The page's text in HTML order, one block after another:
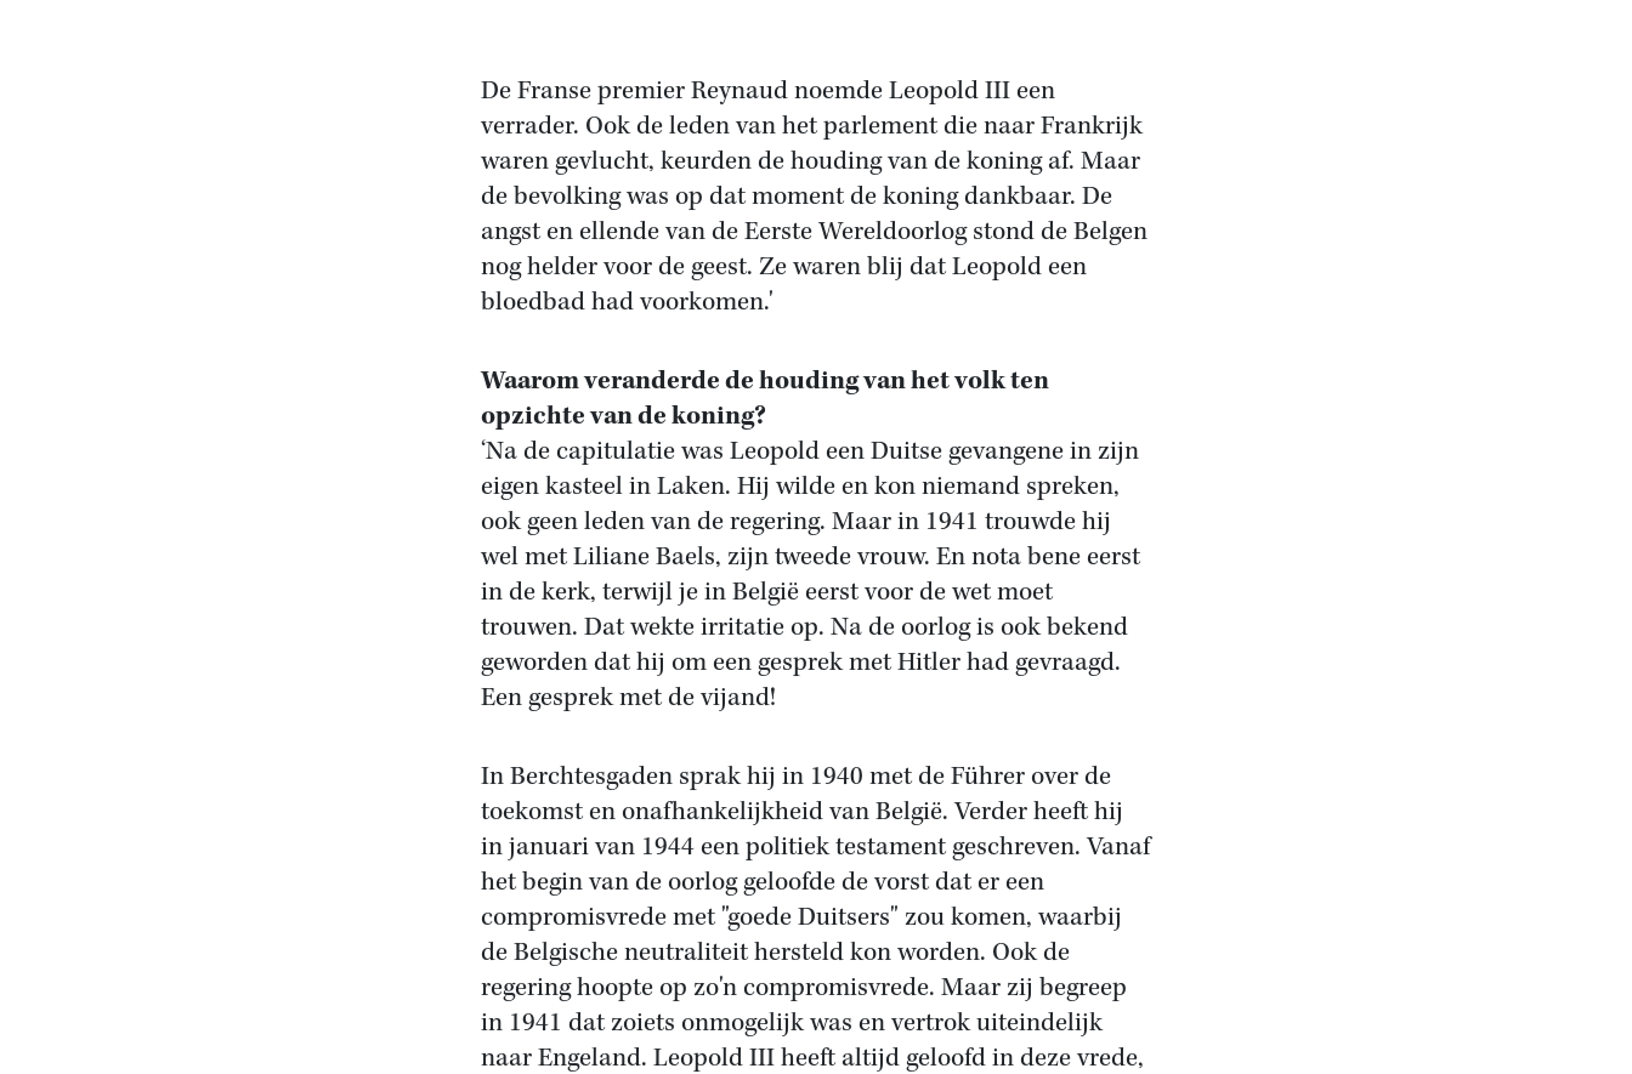
De Franse premier Reynaud noemde Leopold III een
verrader. Ook de leden van het parlement die naar Frankrijk
waren gevlucht, keurden de houding van de koning af. Maar
de bevolking was op dat moment de koning dankbaar. De
angst en ellende van de Eerste Wereldoorlog stond de Belgen
nog helder voor de geest. Ze waren blij dat Leopold een
bloedbad had voorkomen.'
Waarom veranderde de houding van het volk ten
opzichte van de koning?
‘Na de capitulatie was Leopold een Duitse gevangene in zijn
eigen kasteel in Laken. Hij wilde en kon niemand spreken,
ook geen leden van de regering. Maar in 1941 trouwde hij
wel met Liliane Baels, zijn tweede vrouw. En nota bene eerst
in de kerk, terwijl je in België eerst voor de wet moet
trouwen. Dat wekte irritatie op. Na de oorlog is ook bekend
geworden dat hij om een gesprek met Hitler had gevraagd.
Een gesprek met de vijand!
In Berchtesgaden sprak hij in 1940 met de Führer over de
toekomst en onafhankelijkheid van België. Verder heeft hij
in januari van 1944 een politiek testament geschreven. Vanaf
het begin van de oorlog geloofde de vorst dat er een
compromisvrede met "goede Duitsers" zou komen, waarbij
de Belgische neutraliteit hersteld kon worden. Ook de
regering hoopte op zo'n compromisvrede. Maar zij begreep
in 1941 dat zoiets onmogelijk was en vertrok uiteindelijk
naar Engeland. Leopold III heeft altijd geloofd in deze vrede,